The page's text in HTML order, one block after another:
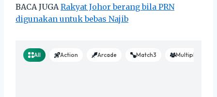
BACA JUGA Rakyat Johor berang bila PRN
digunakan untuk bebas Najib